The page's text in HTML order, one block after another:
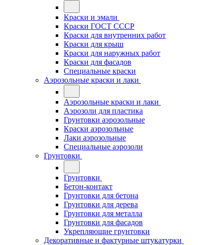
Краски и эмали
Краски ГОСТ СССР
Краски для внутренних работ
Краски для крыш
Краски для наружных работ
Краски для фасадов
Специальные краски
Аэрозольные краски и лаки
Аэрозольные краски и лаки
Аэрозоли для пластика
Грунтовки аэрозольные
Краски аэрозольные
Лаки аэрозольные
Специальные аэрозоли
Грунтовки
Грунтовки
Бетон-контакт
Грунтовки для бетона
Грунтовки для дерева
Грунтовки для металла
Грунтовки для фасадов
Укрепляющие грунтовки
Декоративные и фактурные штукатурки